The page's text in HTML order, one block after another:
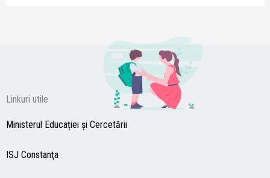
Linkuri utile
Ministerul Educației și Cercetării
ISJ Constanţa